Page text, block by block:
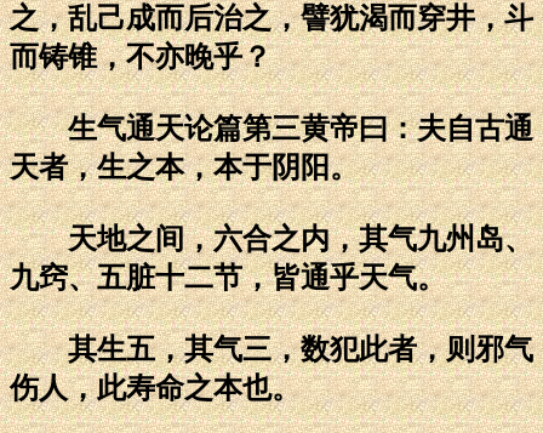
之，乱己成而后治之，譬犹渴而穿井，斗
而铸锥，不亦晚乎？
生气通天论篇第三黄帝曰：夫自古通
天者，生之本，本于阴阳。
天地之间，六合之内，其气九州岛、
九窍、五脏十二节，皆通乎天气。
其生五，其气三，数犯此者，则邪气
伤人，此寿命之本也。